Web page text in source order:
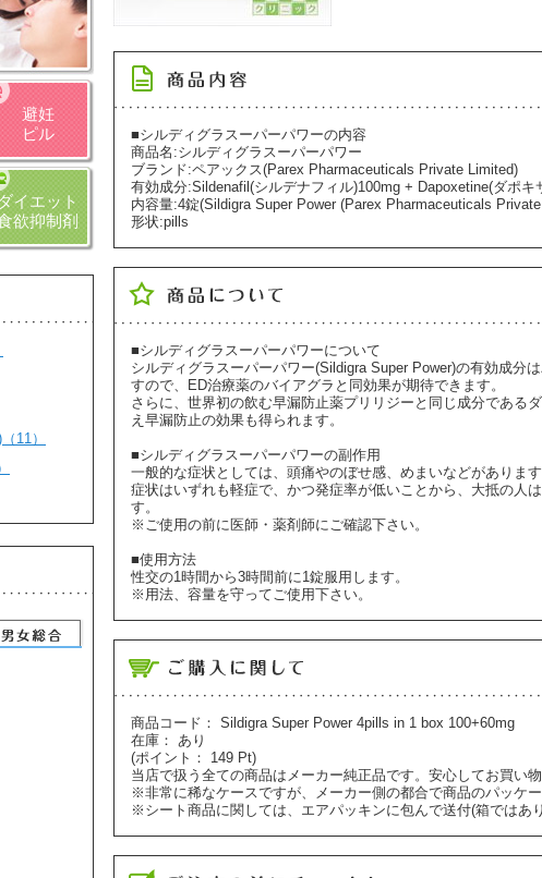
■シルディグラスーパーパワーの内容
商品名:シルディグラスーパーパワー
ブランド:ペアックス(Parex Pharmaceuticals Private Limited)
有効成分:Sildenafil(シルデナフィル)100mg + Dapoxetine(ダポキ
内容量:4錠(Sildigra Super Power (Parex Pharmaceuticals
形状:pills
■シルディグラスーパーパワーについて
シルディグラスーパーパワー(Sildigra Super Power)の有効成分
すので、ED治療薬のバイアグラと同効果が期待できます。
さらに、世界初の飲む早漏防止薬プリリジーと同じ成分である
え早漏防止の効果も得られます。
■シルディグラスーパーパワーの副作用
一般的な症状としては、頭痛やのぼせ感、めまいなどがあります
症状はいずれも軽症で、かつ発症率が低いことから、大抵の人
す。
※ご使用の前に医師・薬剤師にご確認下さい。
■使用方法
性交の1時間から3時間前に1錠服用します。
※用法、容量を守ってご使用下さい。
商品コード： Sildigra Super Power 4pills in 1 box 100+60mg
在庫： あり
(ポイント： 149 Pt)
当店で扱う全ての商品はメーカー純正品です。安心してお買い物
※非常に稀なケースですが、メーカー側の都合で商品のパッケ
※シート商品に関しては、エアパッキンに包んで送付(箱ではあ
避妊
ピル
イエット
欲抑制剤
11）